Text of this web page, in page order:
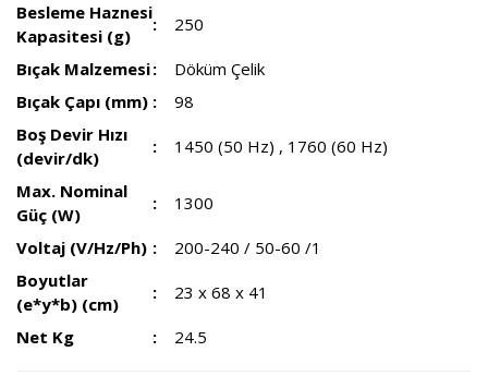
Besleme Haznesi
Kapasitesi (g)
250
Bıçak Malzemesi
Döküm Çelik
Bıçak Çapı (mm)
98
Boş Devir Hızı
(devir/dk)
1450 (50 Hz) , 1760 (60 Hz)
Max. Nominal
Güç (W)
1300
Voltaj (V/Hz/Ph)
200-240 / 50-60 /1
Boyutlar
(e*y*b) (cm)
23 x 68 x 41
Net Kg 24.5